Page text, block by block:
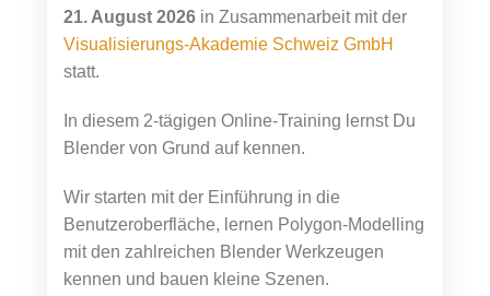
21. August 2026in Zusammenarbeit mit der
Visualisierungs-Akademie Schweiz GmbH
statt.
In diesem 2-tägigen Online-Training lernst Du
Blender von Grund auf kennen.
Wir starten mit der Einführung in die
Benutzeroberfläche, lernen Polygon-Modelling
mit den zahlreichen Blender Werkzeugen
kennen und bauen kleine Szenen.